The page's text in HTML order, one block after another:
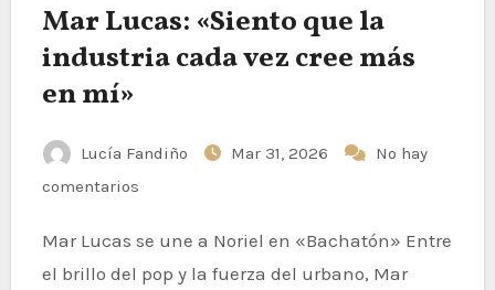
Mar Lucas: «Siento que la
industria cada vez cree más
en mí»
Lucía Fandiño Mar 31, 2026
No hay
comentarios
Mar Lucas se une a Noriel en «Bachatón» Entre
el brillo del pop y la fuerza del urbano, Mar